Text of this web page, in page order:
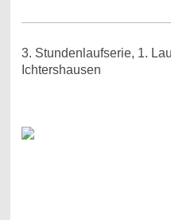
3. Stundenlaufserie, 1.
Ichtershausen